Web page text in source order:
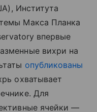
Института
Макса Планка
впервые
вихри на
опубликованы
охватывает
Для
ячейки —